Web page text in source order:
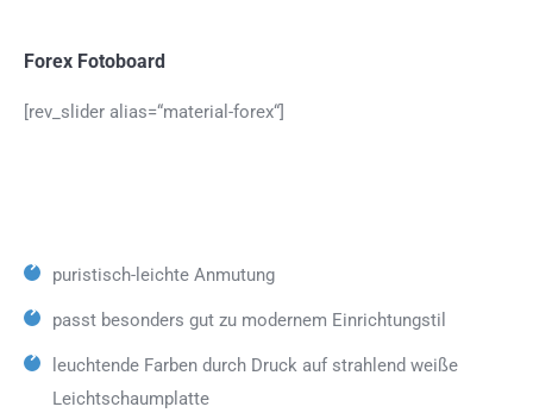
Forex Fotoboard
[rev_slider alias=“material-forex“]
puristisch-leichte Anmutung
passt besonders gut zu modernem Einrichtungstil
leuchtende Farben durch Druck auf strahlend weiße
Leichtschaumplatte